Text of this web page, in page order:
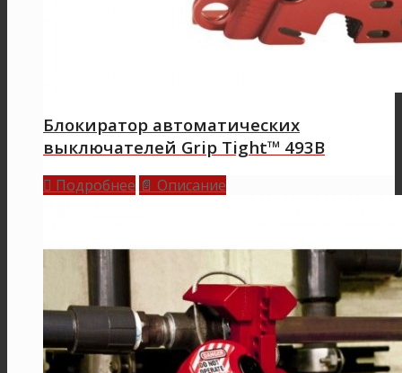
Блокиратор автоматических
выключателей Grip Tight™ 493B
 Подробнее 📄 Описание